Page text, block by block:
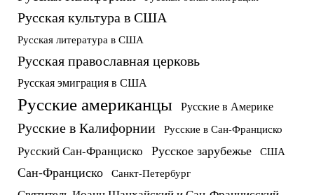
Русская культура в США
Русская литература в США
Русская православная церковь
Русская эмиграция в США
Русские американцы Русские в Америке
Русские в Калифорнии Русские в Сан-Франциско
Русский Сан-Франциско Русское зарубежье США
Сан-Франциско Санкт-Петербург